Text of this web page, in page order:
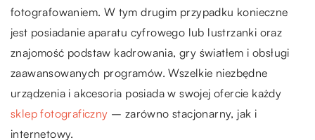
fotografowaniem. W tym drugim przypadku konieczne
jest posiadanie aparatu cyfrowego lub lustrzanki oraz
znajomość podstaw kadrowania, gry światłem i obsługi
zaawansowanych programów. Wszelkie niezbędne
urządzenia i akcesoria posiada w swojej ofercie każdy
sklep fotograficzny – zarówno stacjonarny, jak i
internetowy.